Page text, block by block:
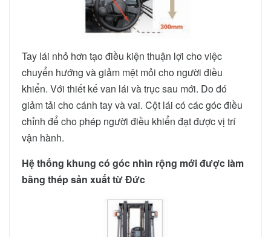
Tay lái nhỏ hơn tạo điều kiện thuận lợi cho việc
chuyển hướng và giảm mệt mỏi cho người điều
khiển. Với thiết kế van lái và trục sau mới. Do đó
giảm tải cho cánh tay và vai. Cột lái có các góc điều
chỉnh để cho phép người điều khiển đạt được vị trí
vận hành.
Hệ thống khung có góc nhìn rộng mới được làm
bằng thép sản xuất từ Đức